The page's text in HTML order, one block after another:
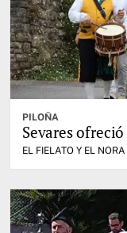
PILOÑA
Sevares
EL FIELATO Y EL NORA